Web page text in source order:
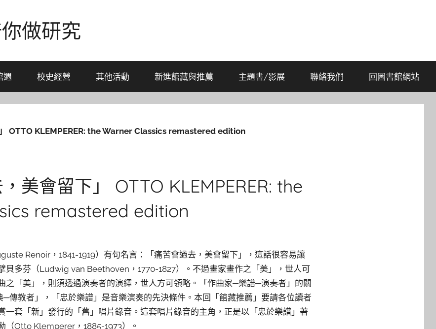
做研究
週 校史經營 其他活動 新進館藏與推薦 主題書/影展 聯絡我們 回圖書館網站
」 OTTO KLEMPERER: the Warner Classics remastered edition
，美會留下」 OTTO KLEMPERER: the
remastered edition
Renoir，1841-1919）有句名言：「痛苦會過去，美會留下」，這話很容易讓
貝多芬（Ludwig van Beethoven，1770-1827）。不過畫家畫作之「美」，世人可
之「美」，則須透過演奏者的演繹，世人方可領略。「作曲家─樂譜─演奏者」的關
傳教者」，「忠於樂譜」是音樂演奏的先決條件。本回「館藏推薦」要請各位讀者
一套「新」發行的「舊」唱片錄音。這套唱片錄音的主角，正是以「忠於樂譜」著
（Otto Klemperer，1885-1973）。